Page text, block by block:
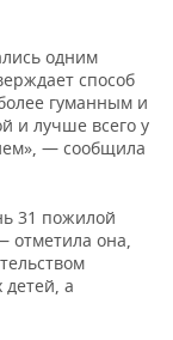
одним
способ
гуманным и
и лучше всего у
— сообщила
31 пожилой
она,
детей, а